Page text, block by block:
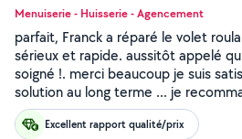
Menuiserie - Huisserie - Agencement
parfait, Franck a réparé le volet
sérieux et rapide. aussitôt appelé
soigné !. merci beaucoup je suis
solution au long terme ... je
Excellent rapport qualité/prix